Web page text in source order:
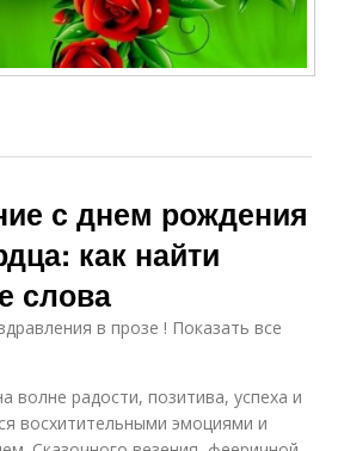
с днем рождения
как найти
слова
в прозе ! Показать все
волне радости, позитива, успеха и
восхитительными эмоциями и